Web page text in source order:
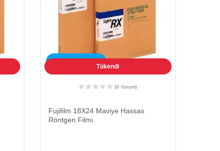
Tükendi
(0 Yorum)
Fujifilm 18X24 Maviye Hassas
Röntgen Filmi